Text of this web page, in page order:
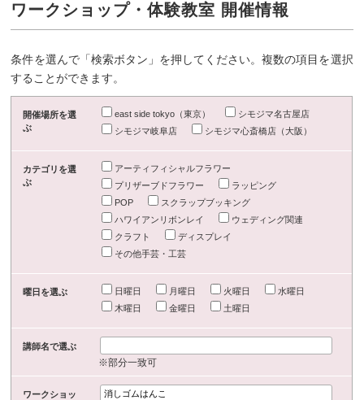
ワークショップ・体験教室 開催情報
条件を選んで「検索ボタン」を押してください。複数の項目を選択
することができます。
開催場所を選
ぶ
east side tokyo（東京）
シモジマ名古屋店
シモジマ岐阜店
シモジマ心斎橋店（大阪）
カテゴリを選
ぶ
アーティフィシャルフラワー
プリザーブドフラワー
ラッピング
POP
スクラップブッキング
ハワイアンリボンレイ
ウェディング関連
クラフト
ディスプレイ
その他手芸・工芸
曜日を選ぶ 日曜日 月曜日 火曜日
水曜日
木曜日
金曜日 土曜日
講師名で選ぶ
※部分一致可
ワークショッ